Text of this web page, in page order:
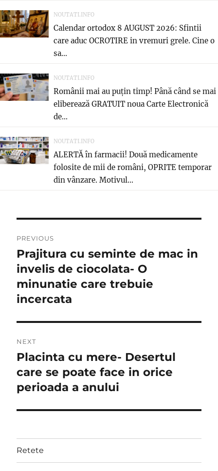
NOUTATI.INFO
Calendar ortodox 8 AUGUST 2026: Sfintii
care aduc OCROTIRE in vremuri grele. Cine o
sa...
NOUTATI.INFO
Românii mai au puțin timp! Până când se mai
eliberează GRATUIT noua Carte Electronică
de...
NOUTATI.INFO
ALERTĂ în farmacii! Două medicamente
folosite de mii de români, OPRITE temporar
din vânzare. Motivul...
navigation
PREVIOUS
Previous
post:
Prajitura cu seminte de mac in
invelis de ciocolata- O
minunatie care trebuie
incercata
NEXT
Next
post:
Placinta cu mere- Desertul
care se poate face in orice
perioada a anului
Retete